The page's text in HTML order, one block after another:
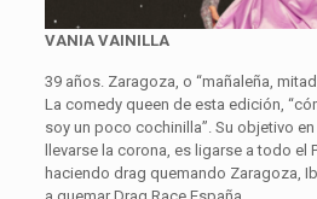
VANIA VAINILLA
39 años. Zaragoza, o “mañaleña,
La comedy queen de esta edición,
soy un poco cochinilla”. Su objetivo
llevarse la corona, es ligarse a todo el
haciendo drag quemando Zaragoza,